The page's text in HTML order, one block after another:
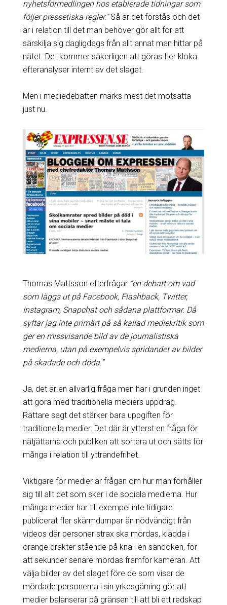
nyhetsförmedlingen hos etablerade tidningar som
följer pressetiska regler.”Så är det förstås och det
är i relation till det man behöver gör allt för att
särskilja sig dagligdags från allt annat man hittar på
nätet. Det kommer säkerligen att göras fler kloka
efteranalyser internt av det slaget.
Men i mediedebatten märks mest det motsatta
just nu.
Thomas Mattsson efterfrågar”en debatt om vad
som läggs ut på Facebook, Flashback, Twitter,
Instagram, Snapchat och sådana plattformar. Då
syftar jag inte primärt på så kallad mediekritik som
ger en missvisande bild av de journalistiska
medierna, utan på exempelvis spridandet av bilder
på skadade och döda.”
Ja, det är en allvarlig fråga men har i grunden inget
att göra med traditionella mediers uppdrag.
Rättare sagt det stärker bara uppgiften för
traditionella medier. Det där är ytterst en fråga för
nätjättarna och publiken att sortera ut och sätts för
många i relation till yttrandefrihet.
Viktigare för medier är frågan om hur man förhåller
sig till allt det som sker i de sociala medierna. Hur
många medier har till exempel inte tidigare
publicerat fler skärmdumpar än nödvändigt från
videos där personer strax ska mördas, klädda i
orange dräkter stående på knä i en sandöken, för
att sekunder senare mördas framför kameran. Att
välja bilder av det slaget före de som visar de
mördade personerna i sin yrkesgärning gör att
medier balanserar på gränsen till att bli ett redskap